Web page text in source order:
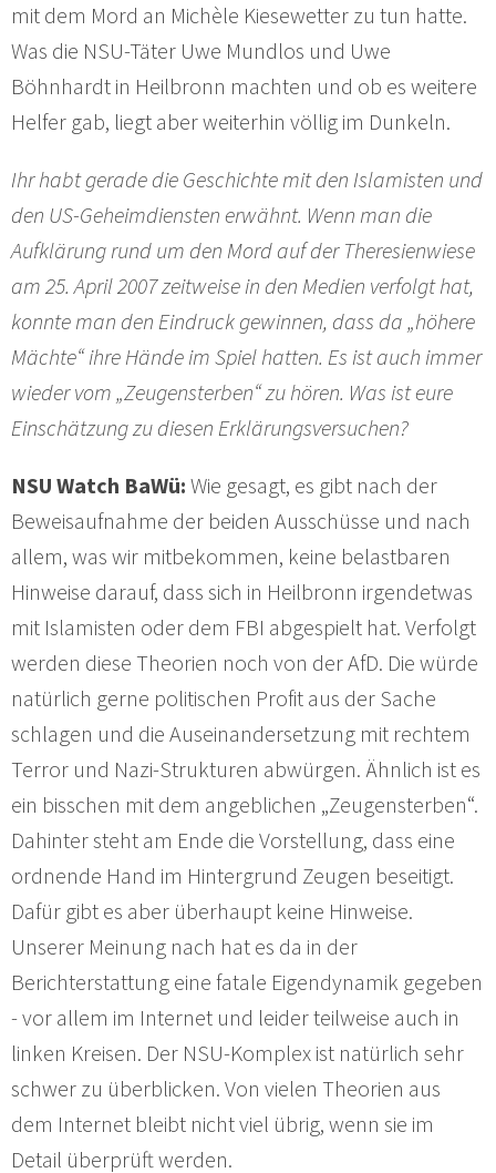
mit dem Mord an Michèle Kiesewetter zu tun hatte.
Was die NSU-Täter Uwe Mundlos und Uwe
Böhnhardt in Heilbronn machten und ob es weitere
Helfer gab, liegt aber weiterhin völlig im Dunkeln.
Ihr habt gerade die Geschichte mit den Islamisten und
den US-Geheimdiensten erwähnt. Wenn man die
Aufklärung rund um den Mord auf der Theresienwiese
am 25. April 2007 zeitweise in den Medien verfolgt hat,
konnte man den Eindruck gewinnen, dass da „höhere
Mächte“ ihre Hände im Spiel hatten. Es ist auch immer
wieder vom „Zeugensterben“ zu hören. Was ist eure
Einschätzung zu diesen Erklärungsversuchen?
NSU Watch BaWü: Wie gesagt, es gibt nach der
Beweisaufnahme der beiden Ausschüsse und nach
allem, was wir mitbekommen, keine belastbaren
Hinweise darauf, dass sich in Heilbronn irgendetwas
mit Islamisten oder dem FBI abgespielt hat. Verfolgt
werden diese Theorien noch von der AfD. Die würde
natürlich gerne politischen Profit aus der Sache
schlagen und die Auseinandersetzung mit rechtem
Terror und Nazi-Strukturen abwürgen. Ähnlich ist es
ein bisschen mit dem angeblichen „Zeugensterben“.
Dahinter steht am Ende die Vorstellung, dass eine
ordnende Hand im Hintergrund Zeugen beseitigt.
Dafür gibt es aber überhaupt keine Hinweise.
Unserer Meinung nach hat es da in der
Berichterstattung eine fatale Eigendynamik gegeben
- vor allem im Internet und leider teilweise auch in
linken Kreisen. Der NSU-Komplex ist natürlich sehr
schwer zu überblicken. Von vielen Theorien aus
dem Internet bleibt nicht viel übrig, wenn sie im
Detail überprüft werden.